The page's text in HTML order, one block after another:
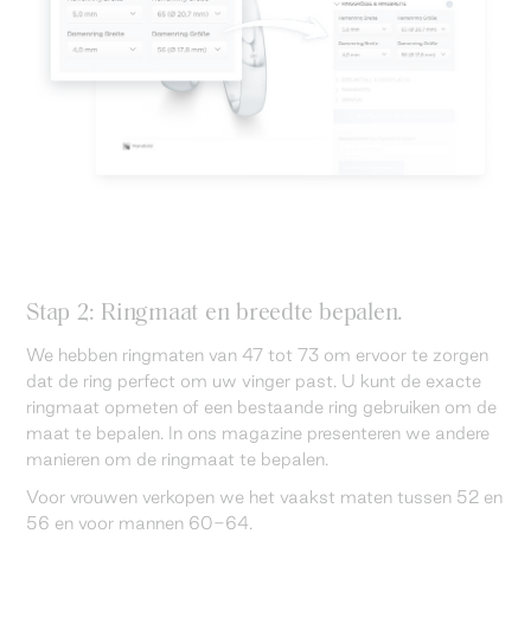
Stap 2: Ringmaat en breedte bepalen.
We hebben ringmaten van 47 tot 73 om ervoor te zorgen
dat de ring perfect om uw vinger past. U kunt de exacte
ringmaat opmeten of een bestaande ring gebruiken om de
maat te bepalen. In ons magazine presenteren we andere
manieren om de ringmaat te bepalen.
Voor vrouwen verkopen we het vaakst maten tussen 52 en
56 en voor mannen 60-64.